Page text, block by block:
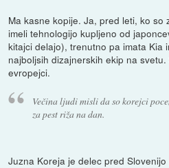
Ma kasne kopije. Ja, pred leti, ko so
imeli tehnologijo kupljeno od
kitajci delajo), trenutno pa imata Kia
najboljsih dizajnerskih ekip na
evropejci.
Večina ljudi misli da so korejci
za pest riža na dan.
Juzna Koreja je delec pred